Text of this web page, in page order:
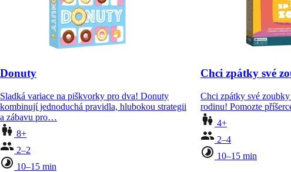
Donuty
Sladká variace na piškvorky pro dva! Donuty
kombinují jednoduchá pravidla, hlubokou strategii
a zábavu pro…
8+
2–2
10–15 min
Chci zpátky své
Chci zpátky své
rodinu! Pomozte
4+
2–4
10–15 min